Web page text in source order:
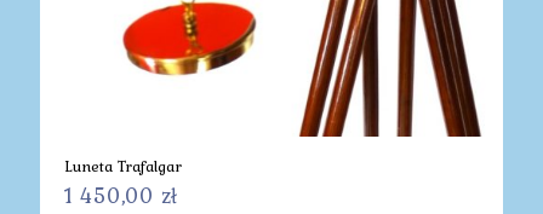
Luneta Trafalgar
1 450,00 zł